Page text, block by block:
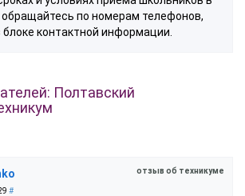
по номерам телефонов,
контактной информации.
Полтавский
отзыв об техникуме
#